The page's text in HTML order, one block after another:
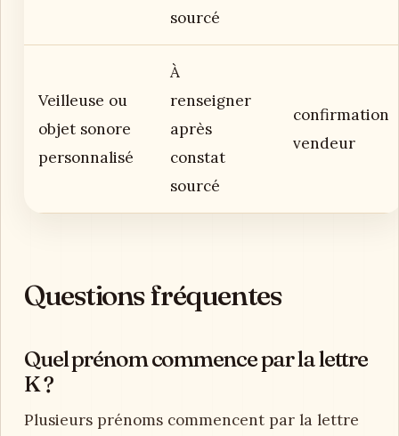
sourcé
Veilleuse ou
objet sonore
personnalisé
À
renseigner
après
constat
sourcé
confirmation
vendeur
Questions fréquentes
Quel prénom commence par la lettre
K ?
Plusieurs prénoms commencent par la lettre